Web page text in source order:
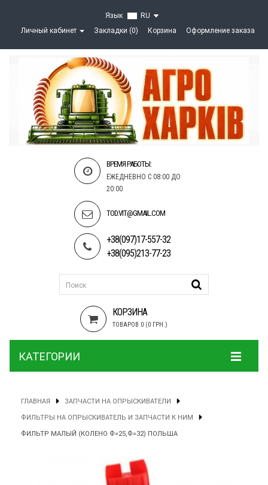
Язык
RU
Личный кабинет
Закладки (0) Корзина Оформление заказа
ВРЕМЯ РАБОТЫ:
ЕЖЕДНЕВНО С 08:00 ДО
20:00
TOD.VIT@GMAIL.COM
+38(097)17-557-32
+38(095)213-77-23
КОРЗИНА
ТОВАРОВ 0 (0 ГРН.)
КАТЕГОРИИ
ГЛАВНАЯ ЗАПЧАСТИ НА ОПРЫСКИВАТЕЛИ
ФИЛЬТРЫ НА ОПРЫСКИВАТЕЛЬ И ЗАПЧАСТИ К НИМ
ФИЛЬТР МАЛЫЙ (КОЛЕНО Ф=25,Ф=32) ПОЛЬША